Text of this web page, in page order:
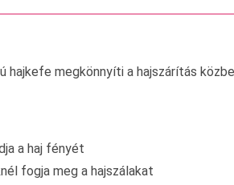
hajkefe megkönnyíti a hajszárítás
a haj fényét
fogja meg a hajszálakat